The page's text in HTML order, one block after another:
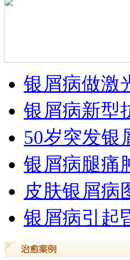
银屑病做激
银屑病新型
50岁突发银
银屑病腿痛
皮肤银屑病
银屑病引起